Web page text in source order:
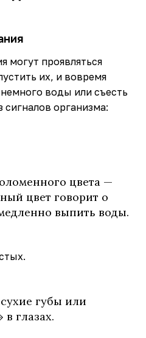
могут проявляться
их, и вовремя
воды или съесть
организма:
цвета —
цвет говорит о
выпить воды.
губы или
глазах.